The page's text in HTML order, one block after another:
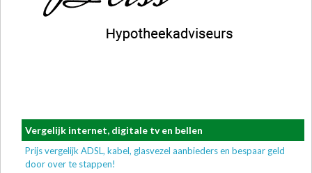
Vergelijk internet, digitale tv en bellen
Prijs vergelijk ADSL, kabel, glasvezel aanbieders en bespaar geld
door over te stappen!